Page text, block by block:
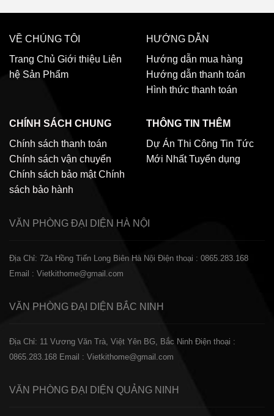
VỀ CHÚNG TÔI
Trang Chủ Giới thiệu Liên
hệ Sản Phẩm
HƯỚNG DẪN
Hướng dẫn mua hàng
Hướng dẫn thanh toán
Hình thức thanh toán
CHÍNH SÁCH CHUNG
Chính sách thanh toán
Chính sách vận chuyển
Chính sách bảo mật Chính
sách bảo hành
THÔNG TIN THÊM
Dự Án Thi Công Tin Tức
Mới Nhất Tuyển dụng
VĂN PHÒNG ĐẠI DIỆN HÀ NỘI
Địa Chỉ: 72a Hồng Tiến Long Biên Hà Nội Điện thoại : 0865.283.168
Email : Vietkithome@gmail.com
VĂN PHÒNG ĐẠI DIỆN BẮC NINH
Địa Chỉ: 11 Vương Văn Trà, Việt Yên BG, Bắc Ninh Điện thoại :
0865.283.168 Email : Vietkithome@gmail.com
VĂN PHÒNG ĐẠI DIỆN QUẢNG NINH